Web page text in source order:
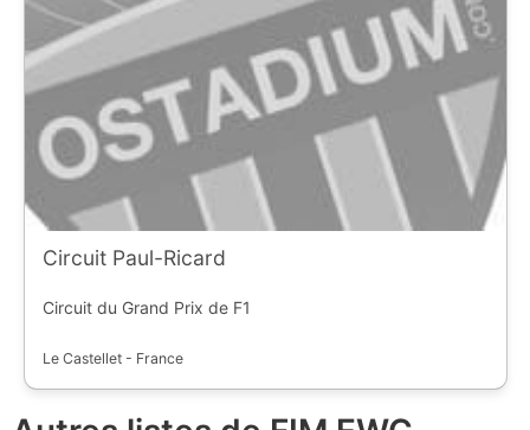
Circuit Paul-Ricard
Circuit du Grand Prix de F1
Le Castellet - France